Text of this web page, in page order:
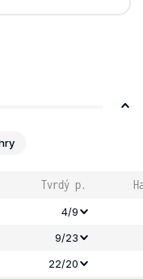
Tvrdý p.
4/9
9/23
22/20